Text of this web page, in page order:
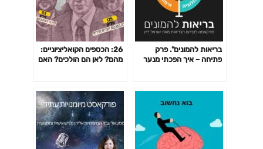
בריאות להמונים". פרק
פתיחה – איך הפכתי מנער
26: הכספים הקואליציוניים:
מהם? לאן הם הולכים? האם
שלהם?